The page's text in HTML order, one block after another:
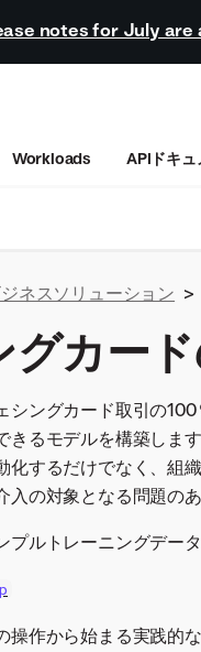
notes for July are
Workloads APIドキュ
ジネスソリューション >
カー
シングカード取引の
きるモデルを構築しま
化するだけでなく、組
の対象となる問題の
ルトレーニングデータ
操作から始まる実践的